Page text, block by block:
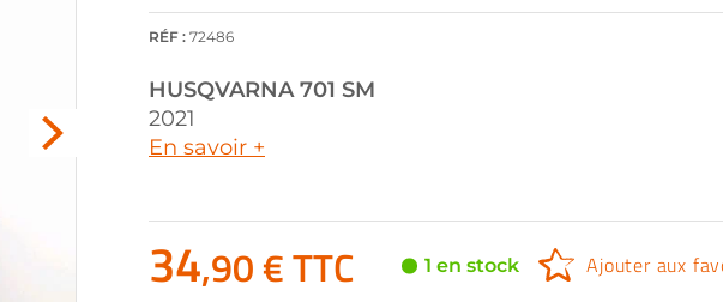
RÉF : 72486
HUSQVARNA 701 SM
2021
En savoir +
34,90 € TTC 1 en stock Ajouter aux